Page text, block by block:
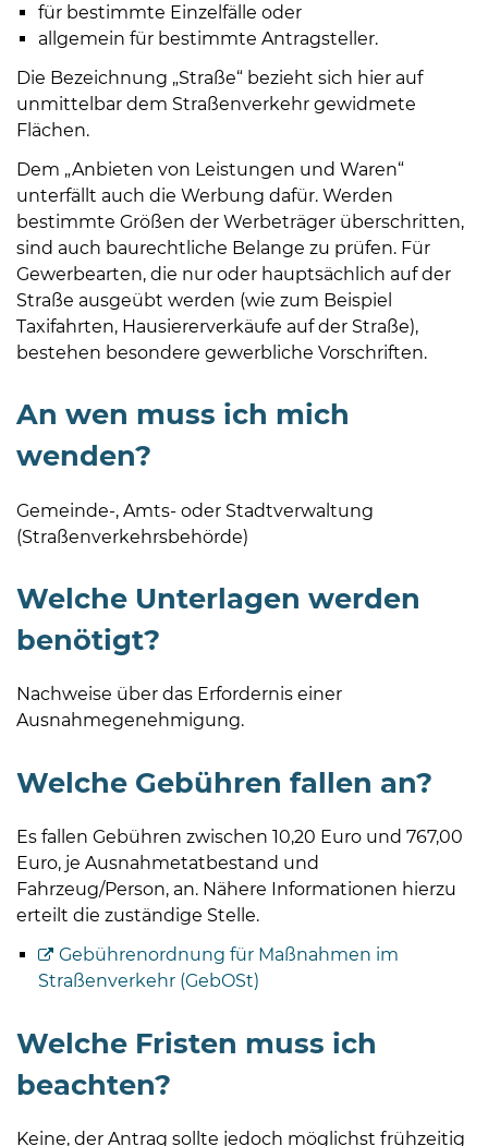
für bestimmte Einzelfälle oder
allgemein für bestimmte Antragsteller.
Die Bezeichnung „Straße“ bezieht sich hier auf
unmittelbar dem Straßenverkehr gewidmete
Flächen.
Dem „Anbieten von Leistungen und Waren“
unterfällt auch die Werbung dafür. Werden
bestimmte Größen der Werbeträger überschritten,
sind auch baurechtliche Belange zu prüfen. Für
Gewerbearten, die nur oder hauptsächlich auf der
Straße ausgeübt werden (wie zum Beispiel
Taxifahrten, Hausiererverkäufe auf der Straße),
bestehen besondere gewerbliche Vorschriften.
An wen muss ich mich
wenden?
Gemeinde-, Amts- oder Stadtverwaltung
(Straßenverkehrsbehörde)
Welche Unterlagen werden
benötigt?
Nachweise über das Erfordernis einer
Ausnahmegenehmigung.
Welche Gebühren fallen an?
Es fallen Gebühren zwischen 10,20 Euro und 767,00
Euro, je Ausnahmetatbestand und
Fahrzeug/Person, an. Nähere Informationen hierzu
erteilt die zuständige Stelle.
Gebührenordnung für Maßnahmen im
Straßenverkehr (GebOSt)
Welche Fristen muss ich
beachten?
Keine, der Antrag sollte jedoch möglichst frühzeitig